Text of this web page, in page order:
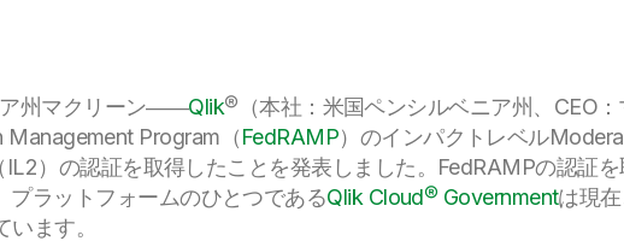
ア州マクリーン――Qlik®（本社：米国ペンシルベニア州、CEO：
Management Program（FedRAMP）のインパクトレベル
IL2）の認証を取得したことを発表しました。FedRAMPの認証
プラットフォームのひとつであるQlik Cloud® Governmentは現在
ます。